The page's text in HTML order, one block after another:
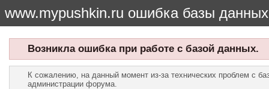
www.mypushkin.ru ошибка базы данных
Возникла ошибка при работе с базой данных.
К сожалению, на данный момент из-за технических проблем с
администрации форума.